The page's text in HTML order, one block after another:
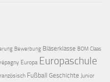
Bewerbung Bläserklasse BOM Claas
Europa Europaschule
Fußball Geschichte Junior